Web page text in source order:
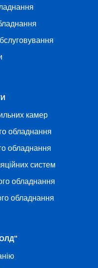
камер
обладнання
обладнання
систем
обладнання
обладнання